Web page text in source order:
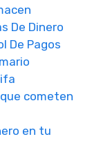
De Dinero
De Pagos
cometen
en tu